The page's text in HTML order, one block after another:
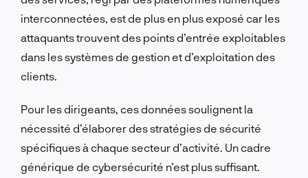
interconnectées, est de plus en plus exposé car les
attaquants trouvent des points d’entrée exploitables
dans les systèmes de gestion et d’exploitation des
clients.
Pour les dirigeants, ces données soulignent la
nécessité d’élaborer des stratégies de sécurité
spécifiques à chaque secteur d’activité. Un cadre
générique de cybersécurité n’est plus suffisant.